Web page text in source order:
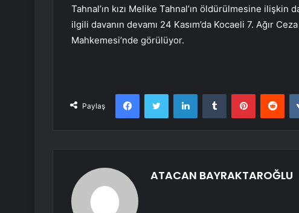
Tahnal’ın kızı Melike Tahnal’ın öldürülmesine ilişkin
ilgili davanın devamı 24 Kasım’da Kocaeli 7. Ağır
Mahkemesi’nde görülüyor.
Paylaş
FacebookTwitter LinkedInTumblr Pinterest
ATACAN BAYRAKTAROĞLU